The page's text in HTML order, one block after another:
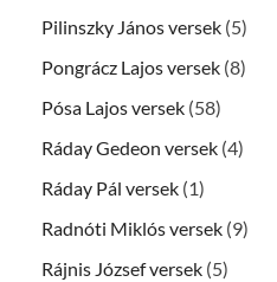
Pilinszky János versek (5)
Pongrácz Lajos versek (8)
Pósa Lajos versek (58)
Ráday Gedeon versek (4)
Ráday Pál versek (1)
Radnóti Miklós versek (9)
Rájnis József versek (5)